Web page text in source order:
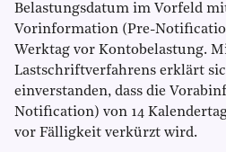
Belastungsdatum im Vorfeld
Vorinformation (Pre-
Werktag vor Kontobelastung.
Lastschriftverfahrens erklärt
einverstanden, dass die
Notification) von 14
vor Fälligkeit verkürzt wird.